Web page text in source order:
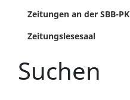
Zeitungen an der SBB-PK
Zeitungslesesaal
Suchen